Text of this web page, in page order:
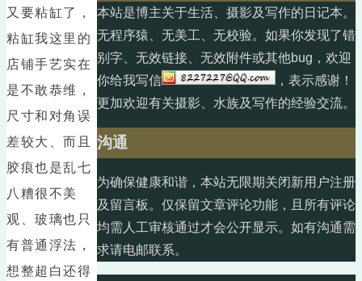
又要粘缸了，
粘缸我这里的
店铺手艺实在
是不敢恭维，
尺寸和对角误
差较大、而且
胶痕也是乱七
八糟很不美
观、玻璃也只
有普通浮法，
想整超白还得
本站是博主关于生活、摄影及写作的日记本。
无程序猿、无美工、无校验。如果你发现了错
别字、无效链接、无效附件或其他bug，欢迎
你给我写信
，表示感谢！
更加欢迎有关摄影、水族及写作的经验交流。
沟通
为确保健康和谐，本站无限期关闭新用户注册
及留言板。仅保留文章评论功能，且所有评论
均需人工审核通过才会公开显示。如有沟通需
求请电邮联系。